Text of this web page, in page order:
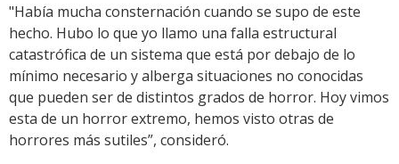
"Había mucha consternación cuando se supo de este
hecho. Hubo lo que yo llamo una falla estructural
catastrófica de un sistema que está por debajo de lo
mínimo necesario y alberga situaciones no conocidas
que pueden ser de distintos grados de horror. Hoy vimos
esta de un horror extremo, hemos visto otras de
horrores más sutiles”, consideró.